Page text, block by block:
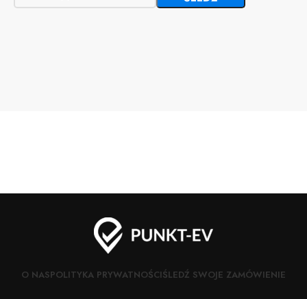
O NASPOLITYKA PRYWATNOŚCIŚLEDŹ SWOJE ZAMÓWIENIE